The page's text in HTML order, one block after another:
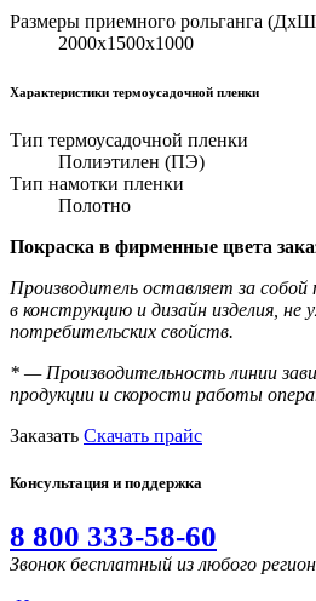
Размеры приемного рольганга
2000х1500х1000
Характеристики термоусадочной пленки
Тип термоусадочной пленки
Полиэтилен (ПЭ)
Тип намотки пленки
Полотно
Покраска в фирменные цвета
Производитель оставляет за собой
в конструкцию и дизайн изделия, не
потребительских свойств.
* — Производительность линии
продукции и скорости работы
Заказать Скачать прайс
Консультация и поддержка
8 800 333-58-60
Звонок бесплатный из любого